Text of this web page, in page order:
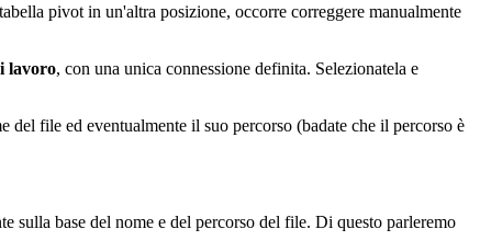
pivot in un'altra posizione, occorre correggere manualmente
lavoro, con una unica connessione definita. Selezionatela e
del file ed eventualmente il suo percorso (badate che il percorso è
sulla base del nome e del percorso del file. Di questo parleremo